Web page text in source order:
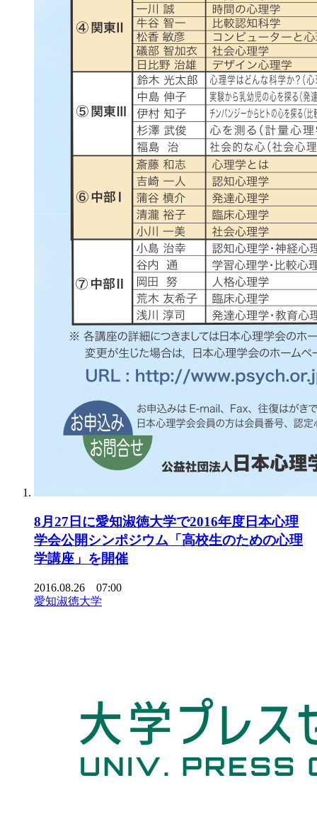
8月27日に愛知淑徳大学で2016年度日本心理
学会公開シンポジウム「高校生のための心理
学講座」を開催
2016.08.26 07:00
愛知淑徳大学